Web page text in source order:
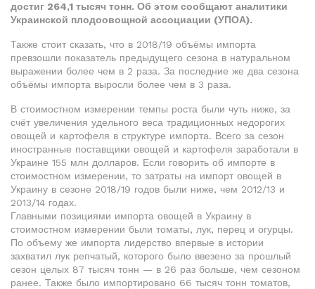
достиг 264,1 тысяч тонн. Об этом сообщают аналитики
Украинской плодоовощной ассоциации (УПОА).
Также стоит сказать, что в 2018/19 объёмы импорта
превзошли показатель предыдущего сезона в натуральном
выражении более чем в 2 раза. За последние же два сезона
объёмы импорта выросли более чем в 3 раза.
В стоимостном измерении темпы роста были чуть ниже, за
счёт увеличения удельного веса традиционных недорогих
овощей и картофеля в структуре импорта. Всего за сезон
иностранные поставщики овощей и картофеля заработали в
Украине 155 млн долларов. Если говорить об импорте в
стоимостном измерении, то затраты на импорт овощей в
Украину в сезоне 2018/19 годов были ниже, чем 2012/13 и
2013/14 годах.
Главными позициями импорта овощей в Украину в
стоимостном измерении были томаты, лук, перец и огурцы.
По объему же импорта лидерство впервые в истории
захватил лук репчатый, которого было ввезено за прошлый
сезон целых 87 тысяч тонн — в 26 раз больше, чем сезоном
ранее. Также было импортировано 66 тысяч тонн томатов,